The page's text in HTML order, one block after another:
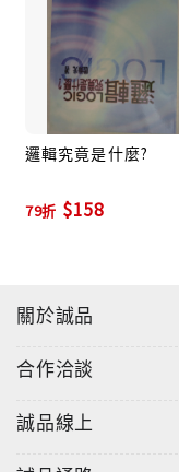
邏輯究竟是什麼?
79折 $158
關於誠品
合作洽談
誠品線上